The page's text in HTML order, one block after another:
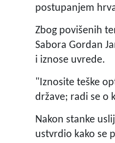
postupanjem
Zbog povišenih
Sabora Gordan
i iznose uvrede.
"Iznosite teške
države; radi se o
Nakon stanke
ustvrdio kako se